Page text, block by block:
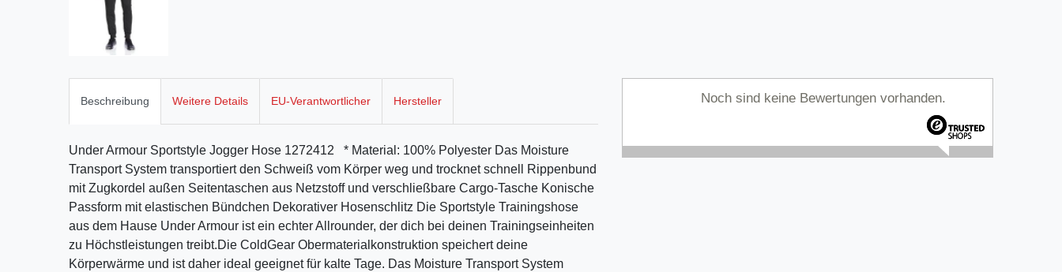
Beschreibung Weitere Details EU-Verantwortlicher Hersteller
Under Armour Sportstyle Jogger Hose 1272412 * Material: 100% Polyester Das Moisture
Transport System transportiert den Schweiß vom Körper weg und trocknet schnell Rippenbund
mit Zugkordel außen Seitentaschen aus Netzstoff und verschließbare Cargo-Tasche Konische
Passform mit elastischen Bündchen Dekorativer Hosenschlitz Die Sportstyle Trainingshose
aus dem Hause Under Armour ist ein echter Allrounder, der dich bei deinen Trainingseinheiten
zu Höchstleistungen treibt.Die ColdGear Obermaterialkonstruktion speichert deine
Körperwärme und ist daher ideal geeignet für kalte Tage. Das Moisture Transport System
Noch sind keine Bewertungen vorhanden.